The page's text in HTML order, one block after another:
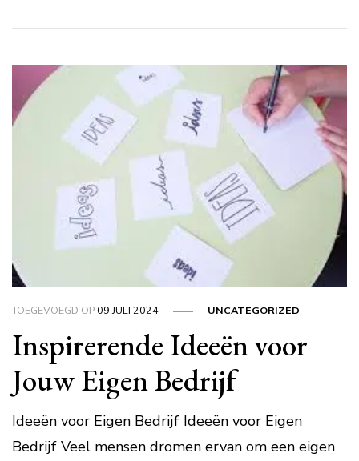
TOEGEVOEGD OP09 JULI 2024 UNCATEGORIZED
Inspirerende Ideeën voor
Jouw Eigen Bedrijf
Ideeën voor Eigen Bedrijf Ideeën voor Eigen
Bedrijf Veel mensen dromen ervan om een eigen